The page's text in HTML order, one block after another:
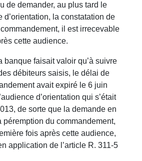
de demander, au plus tard le
d’orientation, la constatation de
il est irrecevable
cette audience.
banque faisait valoir qu’à suivre
débiteurs saisis, le délai de
avait expiré le 6 juin
d’orientation qui s’était
de sorte que la demande en
péremption du commandement,
fois après cette audience,
application de l’article R. 311-5